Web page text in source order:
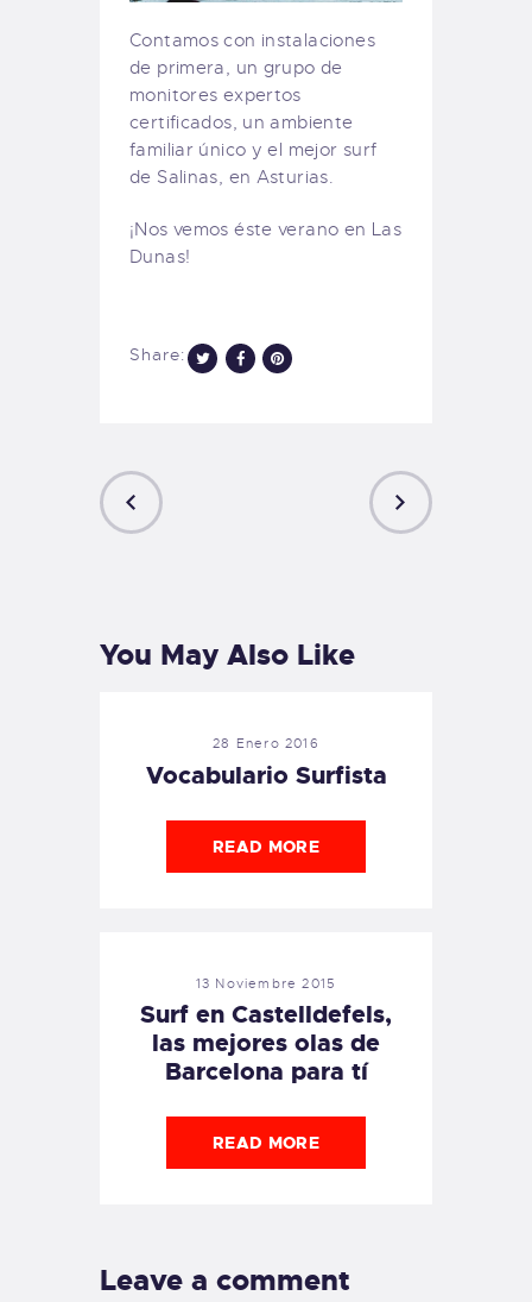
Contamos con instalaciones
de primera, un grupo de
monitores expertos
certificados, un ambiente
familiar único y el mejor surf
de Salinas, en Asturias.
¡Nos vemos éste verano en Las
Dunas!
Share:
You May Also Like
28 Enero 2016
Vocabulario Surfista
READ MORE
13 Noviembre 2015
Surf en Castelldefels,
las mejores olas de
Barcelona para tí
READ MORE
Leave a comment